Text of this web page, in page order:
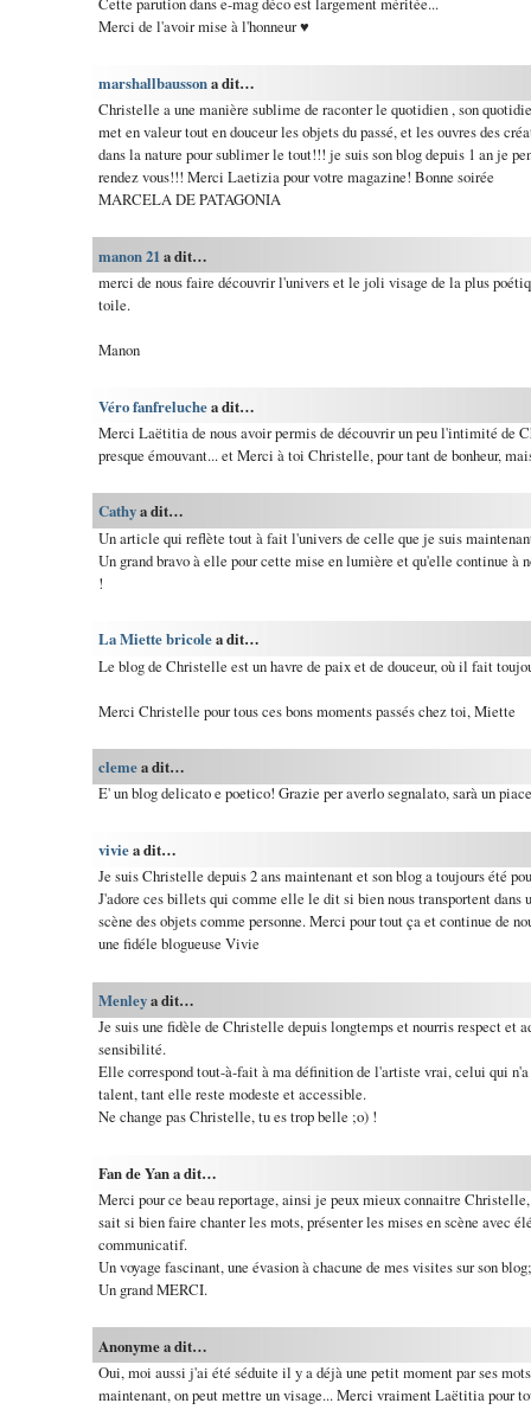
Merci de l'avoir mise à l'honneur ♥
marshallbaussona dit…
Christelle a une manière sublime de raconter le quotidien , son
met en valeur tout en douceur les objets du passé, et les ouvres des
dans la nature pour sublimer le tout!!! je suis son blog depuis 1 an je
rendez vous!!! Merci Laetizia pour votre magazine! Bonne soirée
MARCELA DE PATAGONIA
manon 21a dit…
merci de nous faire découvrir l'univers et le joli visage de la plus
toile.
Manon
Véro fanfreluchea dit…
Merci Laëtitia de nous avoir permis de découvrir un peu l'intimité de
presque émouvant... et Merci à toi Christelle, pour tant de bonheur,
Cathya dit…
Un article qui reflète tout à fait l'univers de celle que je suis
Un grand bravo à elle pour cette mise en lumière et qu'elle continue à
!
La Miette bricolea dit…
Le blog de Christelle est un havre de paix et de douceur, où il fait
Merci Christelle pour tous ces bons moments passés chez toi, Miette
clemea dit…
E' un blog delicato e poetico! Grazie per averlo segnalato, sarà un
viviea dit…
Je suis Christelle depuis 2 ans maintenant et son blog a toujours été
J'adore ces billets qui comme elle le dit si bien nous transportent dans
scène des objets comme personne. Merci pour tout ça et continue de
une fidéle blogueuse Vivie
Menleya dit…
Je suis une fidèle de Christelle depuis longtemps et nourris respect et
sensibilité.
Elle correspond tout-à-fait à ma définition de l'artiste vrai, celui qui
talent, tant elle reste modeste et accessible.
Ne change pas Christelle, tu es trop belle ;o) !
Fan de Yan a dit…
Merci pour ce beau reportage, ainsi je peux mieux connaitre
sait si bien faire chanter les mots, présenter les mises en scène avec
communicatif.
Un voyage fascinant, une évasion à chacune de mes visites sur son blog;
Un grand MERCI.
Anonyme a dit…
Oui, moi aussi j'ai été séduite il y a déjà une petit moment par ses
maintenant, on peut mettre un visage... Merci vraiment Laëtitia pour